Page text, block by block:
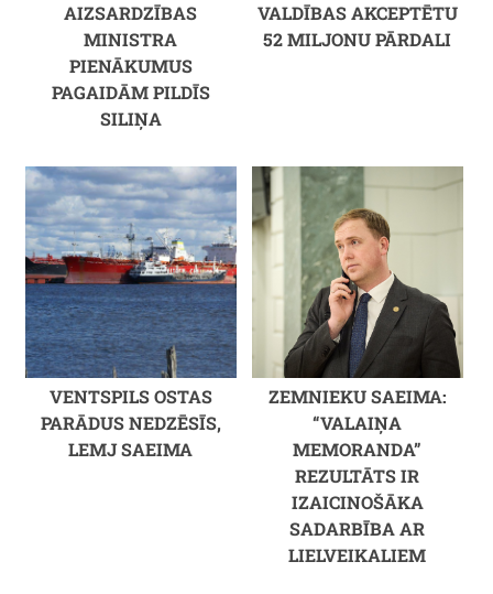
AIZSARDZĪBAS
MINISTRA
PIENĀKUMUS
PAGAIDĀM PILDĪS
SILIŅA
VALDĪBAS AKCEPTĒTU
52 MILJONU PĀRDALI
VENTSPILS OSTAS
PARĀDUS NEDZĒSĪS,
LEMJ SAEIMA
ZEMNIEKU SAEIMA:
“VALAIŅA
MEMORANDA”
REZULTĀTS IR
IZAICINOŠĀKA
SADARBĪBA AR
LIELVEIKALIEM